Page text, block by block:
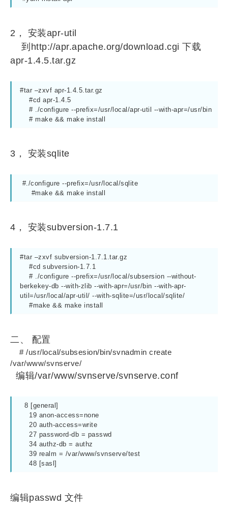
2， 安装apr-util
到http://apr.apache.org/download.cgi 下载
apr-1.4.5.tar.gz
#tar –zxvf apr-1.4.5.tar.gz
    # make && make install
3， 安装sqlite
     #make && make install
4， 安装subversion-1.7.1
#tar –zxvf subversion-1.7.1.tar.gz
berkekey-db --with-zlib --with-apr=/usr/bin --with-apr-
util=/usr/local/apr-util/ --with-sqlite=/usr/local/sqlite/
    #make && make install
二、 配置
# /usr/local/subsesion/bin/svnadmin create
/var/www/svnserve/
编辑/var/www/svnserve/svnserve.conf
    48 [sasl]
编辑passwd 文件